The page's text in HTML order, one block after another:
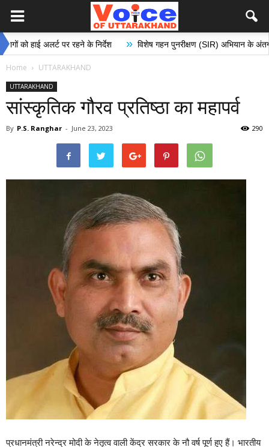
अलर्ट पर रहने के निर्देश » विशेष गहन पुनरीक्षण (SIR) अभियान के अंतर्गत मतदान
Home UTTARAKHAND
UTTARAKHAND
सांस्कृतिक गौरव प्रतिष्ठा का महापर्व
By P.S. Ranghar - June 23, 2023 290
प्रधानमंत्री नरेन्द्र मोदी के नेतृत्व वाली केंद्र सरकार के नौ वर्ष पूर्ण हुए हैं। भारतीय